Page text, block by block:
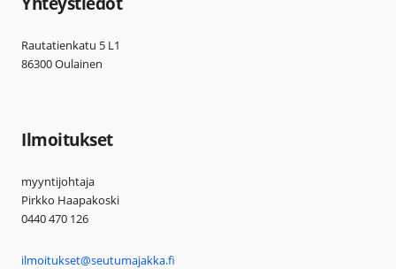
Rautatienkatu 5 L1
86300 Oulainen
Ilmoitukset
myyntijohtaja
Pirkko Haapakoski
0440 470 126
ilmoitukset@seutumajakka.fi